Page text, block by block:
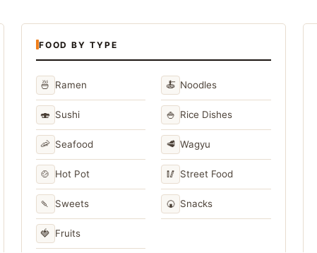
FOOD BY TYPE
🍜 Ramen 🍝 Noodles
🍣 Sushi 🍚 Rice Dishes
🦐 Seafood 🥩 Wagyu
🍲 Hot Pot 🥢 Street Food
🍡 Sweets 🍘 Snacks
🍓 Fruits